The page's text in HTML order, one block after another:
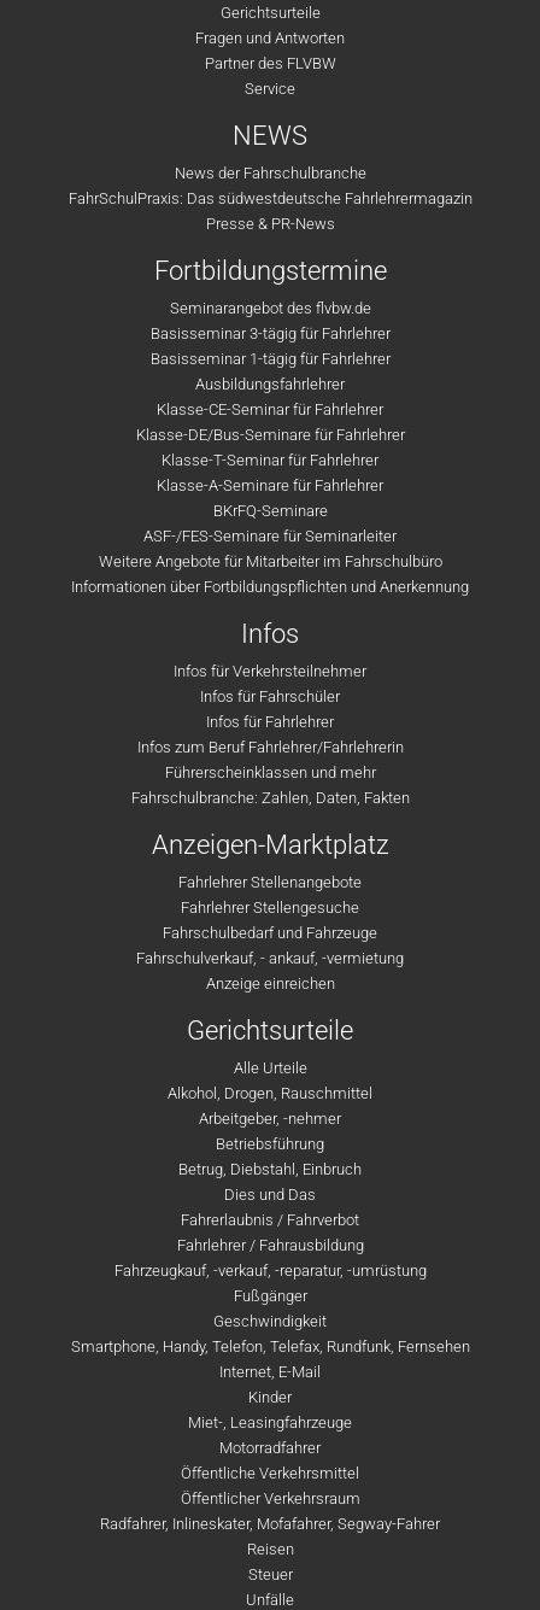
Gerichtsurteile
Fragen und Antworten
Partner des FLVBW
Service
NEWS
News der Fahrschulbranche
FahrSchulPraxis: Das südwestdeutsche Fahrlehrermagazin
Presse & PR-News
Fortbildungstermine
Seminarangebot des flvbw.de
Basisseminar 3-tägig für Fahrlehrer
Basisseminar 1-tägig für Fahrlehrer
Ausbildungsfahrlehrer
Klasse-CE-Seminar für Fahrlehrer
Klasse-DE/Bus-Seminare für Fahrlehrer
Klasse-T-Seminar für Fahrlehrer
Klasse-A-Seminare für Fahrlehrer
BKrFQ-Seminare
ASF-/FES-Seminare für Seminarleiter
Weitere Angebote für Mitarbeiter im Fahrschulbüro
Informationen über Fortbildungspflichten und Anerkennung
Infos
Infos für Verkehrsteilnehmer
Infos für Fahrschüler
Infos für Fahrlehrer
Infos zum Beruf Fahrlehrer/Fahrlehrerin
Führerscheinklassen und mehr
Fahrschulbranche: Zahlen, Daten, Fakten
Anzeigen-Marktplatz
Fahrlehrer Stellenangebote
Fahrlehrer Stellengesuche
Fahrschulbedarf und Fahrzeuge
Fahrschulverkauf, - ankauf, -vermietung
Anzeige einreichen
Gerichtsurteile
Alle Urteile
Alkohol, Drogen, Rauschmittel
Arbeitgeber, -nehmer
Betriebsführung
Betrug, Diebstahl, Einbruch
Dies und Das
Fahrerlaubnis / Fahrverbot
Fahrlehrer / Fahrausbildung
Fahrzeugkauf, -verkauf, -reparatur, -umrüstung
Fußgänger
Geschwindigkeit
Smartphone, Handy, Telefon, Telefax, Rundfunk, Fernsehen
Internet, E-Mail
Kinder
Miet-, Leasingfahrzeuge
Motorradfahrer
Öffentliche Verkehrsmittel
Öffentlicher Verkehrsraum
Radfahrer, Inlineskater, Mofafahrer, Segway-Fahrer
Reisen
Steuer
Unfälle